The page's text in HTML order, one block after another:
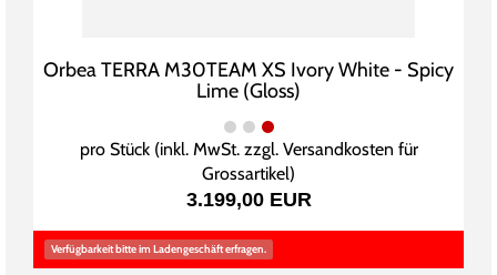
Orbea TERRA M30TEAM XS Ivory White - Spicy
Lime (Gloss)
pro Stück (inkl. MwSt. zzgl. Versandkosten für
Grossartikel)
3.199,00 EUR
Verfügbarkeit bitte im Ladengeschäft erfragen.